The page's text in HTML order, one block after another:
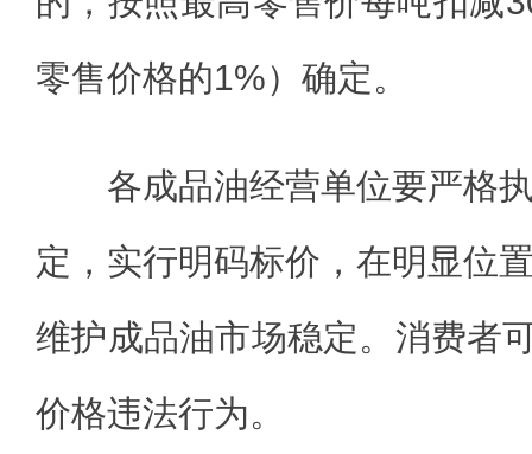
零售价格的1%）确定。
各成品油经营单位要严格
定，实行明码标价，在明显位
维护成品油市场稳定。消费者
价格违法行为。